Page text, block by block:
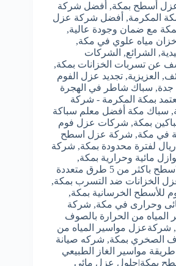
أسطح بمكة, أفضل شركة
المكرمة, أفضل شركة عزل
مع ضمان وجودة عالية,
مياه علوي في مكة,
, الشرائع, الشركات
عن تسربات الخزانات بمكة,
, العزيزية, تجديد عزل الفوم
جدة, سباك شاطر في الهجرة
بمكة المكرمة - شركة
, سباك مكة أفضل معلم سباكة
بمكة, شركات عزل فوم
في مكة, شركة عزل اسطح
, شركة
مائية وحرارية بمكة,
شركة عزل الاسطح باكثر من 5 طرق متعددة
الخزانات ضد التسرب بمكة,
للأسطح الخرسانية بمكة,
وحرارى في مكة, شركة
المياه من الحرارة بالصوف
, شركةعزل مواسير المياه من
الصخري بمكة, شركه صيانة
طريقة مواسير الغاز الطبيعي
بمكة|حلول عزل مائي